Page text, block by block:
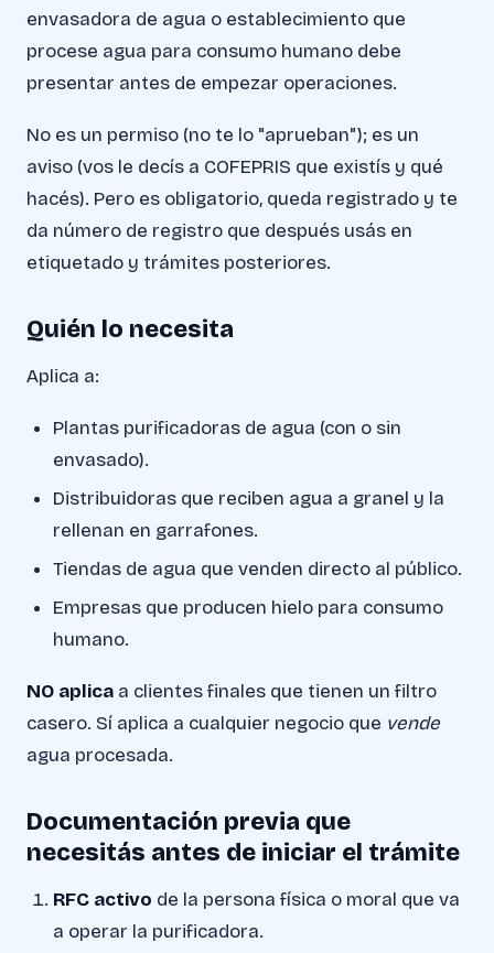
envasadora de agua o establecimiento que
procese agua para consumo humano debe
presentar antes de empezar operaciones.
No es un permiso (no te lo "aprueban"); es un
aviso (vos le decís a COFEPRIS que existís y qué
hacés). Pero es obligatorio, queda registrado y te
da número de registro que después usás en
etiquetado y trámites posteriores.
Quién lo necesita
Aplica a:
Plantas purificadoras de agua (con o sin
envasado).
Distribuidoras que reciben agua a granel y la
rellenan en garrafones.
Tiendas de agua que venden directo al público.
Empresas que producen hielo para consumo
humano.
NO aplica a clientes finales que tienen un filtro
casero. Sí aplica a cualquier negocio que vende
agua procesada.
Documentación previa que
necesitás antes de iniciar el trámite
RFC activo de la persona física o moral que va
a operar la purificadora.